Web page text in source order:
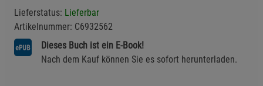
Lieferstatus: Lieferbar
Artikelnummer: C6932562
Dieses Buch ist ein E-Book!
Nach dem Kauf können Sie es sofort herunterladen.